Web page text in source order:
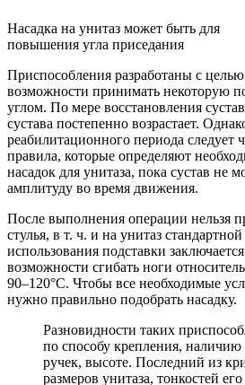
Насадка на унитаз может быть для
повышения угла приседания
Приспособления разработаны с
возможности принимать некоторую
углом. По мере восстановления
сустава постепенно возрастает.
реабилитационного периода следует
правила, которые определяют
насадок для унитаза, пока сустав не
амплитуду во время движения.
После выполнения операции нельзя
стулья, в т. ч. и на унитаз
использования подставки
возможности сгибать ноги
90–120°С. Чтобы все необходимые
нужно правильно подобрать насадку.
Разновидности таких
по способу крепления,
ручек, высоте. Последний из
размеров унитаза, тонкостей